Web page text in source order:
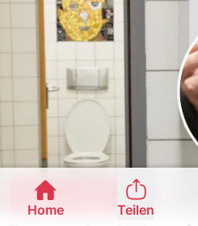
Horror-Schule
Home Teilen